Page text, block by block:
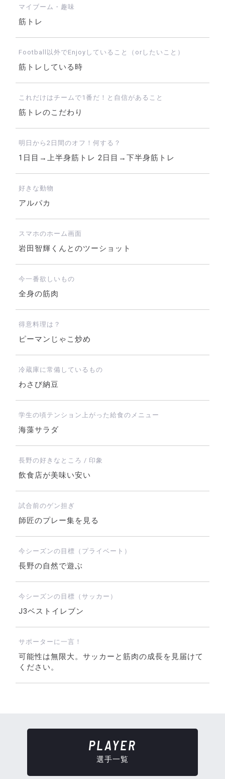
マイブーム・趣味
筋トレ
Football以外でEnjoyしていること（orしたいこと）
筋トレしている時
これだけはチームで1番だ！と自信があること
筋トレのこだわり
明日から2日間のオフ！何する？
1日目→上半身筋トレ 2日目→下半身筋トレ
好きな動物
アルパカ
スマホのホーム画面
岩田智輝くんとのツーショット
今一番欲しいもの
全身の筋肉
得意料理は？
ピーマンじゃこ炒め
冷蔵庫に常備しているもの
わさび納豆
学生の頃テンション上がった給食のメニュー
海藻サラダ
長野の好きなところ / 印象
飲食店が美味い安い
試合前のゲン担ぎ
師匠のプレー集を見る
今シーズンの目標（プライベート）
長野の自然で遊ぶ
今シーズンの目標（サッカー）
J3ベストイレブン
サポーターに一言！
可能性は無限大。サッカーと筋肉の成長を見届けて
ください。
PLAYER
選手一覧